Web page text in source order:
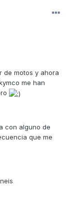
de motos y ahora
me han
con alguno de
que me